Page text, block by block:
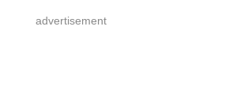
advertisement